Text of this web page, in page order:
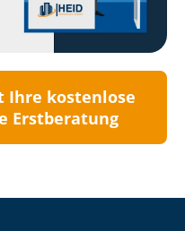
Ihre kostenlose
Erstberatung